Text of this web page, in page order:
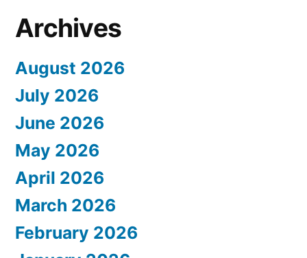
Archives
August 2026
July 2026
June 2026
May 2026
April 2026
March 2026
February 2026